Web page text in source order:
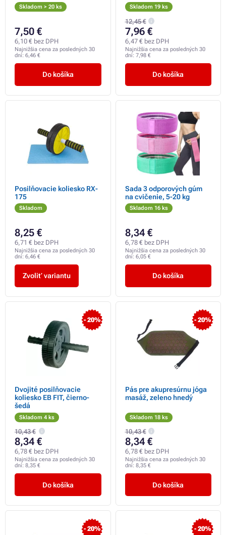
Skladom > 20 ks
7,50 €
6,10 € bez DPH
Najnižšia cena za posledných 30
dní: 6,46 €
Do košíka
Skladom 19 ks
12,45 €
7,96 €
6,47 € bez DPH
Najnižšia cena za posledných 30
dní: 7,98 €
Do košíka
Posilňovacie koliesko RX-
175
Skladom
8,25 €
6,71 € bez DPH
Najnižšia cena za posledných 30
dní: 6,46 €
Zvoliť variantu
Sada 3 odporových gúm
na cvičenie, 5-20 kg
Skladom 16 ks
8,34 €
6,78 € bez DPH
Najnižšia cena za posledných 30
dní: 6,05 €
Do košíka
- 20%
Dvojité posilňovacie
koliesko EB FIT, čierno-
šedá
Skladom 4 ks
10,43 €
8,34 €
6,78 € bez DPH
Najnižšia cena za posledných 30
dní: 8,35 €
Do košíka
- 20%
Pás pre akupresúrnu jóga
masáž, zeleno hnedý
Skladom 18 ks
10,43 €
8,34 €
6,78 € bez DPH
Najnižšia cena za posledných 30
dní: 8,35 €
Do košíka
- 20% - 20%